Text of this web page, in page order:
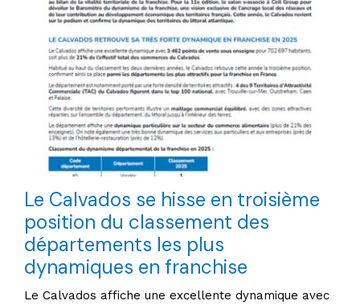
Le Calvados se hisse en troisième
position du classement des
départements les plus
dynamiques en franchise
Le Calvados affiche une excellente dynamique avec